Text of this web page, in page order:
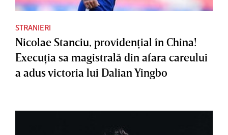
STRANIERI
Nicolae Stanciu, providenţial în China!
Execuţia sa magistrală din afara careului
a adus victoria lui Dalian Yingbo